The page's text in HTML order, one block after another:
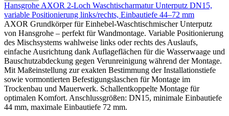
Hansgrohe AXOR 2-Loch Waschtischarmatur Unterputz DN15,
variable Positionierung links/rechts, Einbautiefe 44–72 mm
AXOR Grundkörper für Einhebel-Waschtischmischer Unterputz
von Hansgrohe – perfekt für Wandmontage. Variable Positionierung
des Mischsystems wahlweise links oder rechts des Auslaufs,
einfache Ausrichtung dank Auflageflächen für die Wasserwaage und
Bauschutzabdeckung gegen Verunreinigung während der Montage.
Mit Maßeinstellung zur exakten Bestimmung der Installationstiefe
sowie vormontierten Befestigungslaschen für Montage im
Trockenbau und Mauerwerk. Schallentkoppelte Montage für
optimalen Komfort. Anschlussgrößen: DN15, minimale Einbautiefe
44 mm, maximale Einbautiefe 72 mm.